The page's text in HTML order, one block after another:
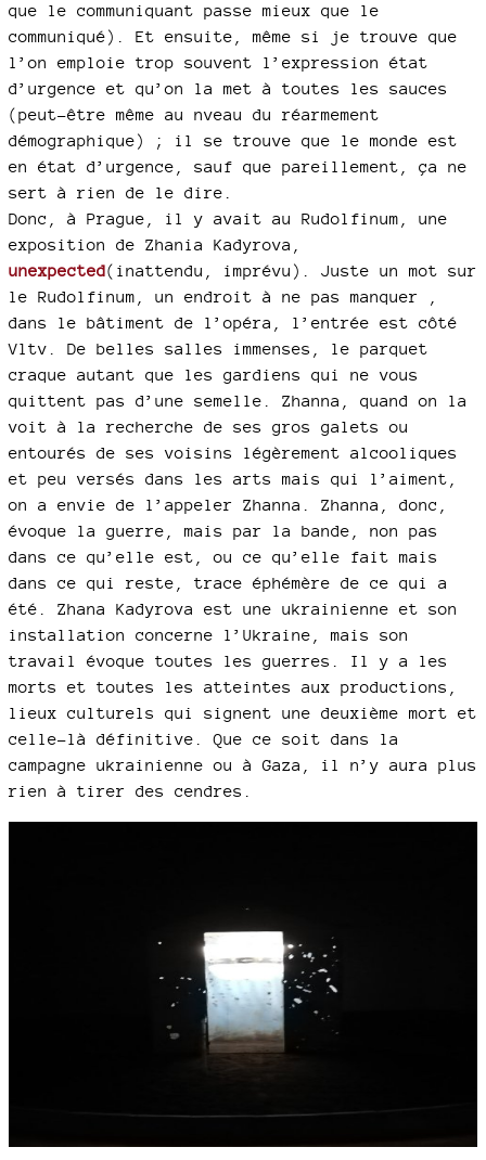
que le communiquant passe mieux que le
communiqué). Et ensuite, même si je trouve que
l’on emploie trop souvent l’expression état
d’urgence et qu’on la met à toutes les sauces
(peut-être même au nveau du réarmement
démographique) ; il se trouve que le monde est
en état d’urgence, sauf que pareillement, ça ne
sert à rien de le dire.
Donc, à Prague, il y avait au Rudolfinum, une
exposition de Zhania Kadyrova,
unexpected(inattendu, imprévu). Juste un mot sur
le Rudolfinum, un endroit à ne pas manquer ,
dans le bâtiment de l’opéra, l’entrée est côté
Vltv. De belles salles immenses, le parquet
craque autant que les gardiens qui ne vous
quittent pas d’une semelle. Zhanna, quand on la
voit à la recherche de ses gros galets ou
entourés de ses voisins légèrement alcooliques
et peu versés dans les arts mais qui l’aiment,
on a envie de l’appeler Zhanna. Zhanna, donc,
évoque la guerre, mais par la bande, non pas
dans ce qu’elle est, ou ce qu’elle fait mais
dans ce qui reste, trace éphémère de ce qui a
été. Zhana Kadyrova est une ukrainienne et son
installation concerne l’Ukraine, mais son
travail évoque toutes les guerres. Il y a les
morts et toutes les atteintes aux productions,
lieux culturels qui signent une deuxième mort et
celle-là définitive. Que ce soit dans la
campagne ukrainienne ou à Gaza, il n’y aura plus
rien à tirer des cendres.